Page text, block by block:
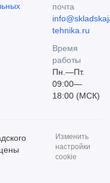
почта
tehnika.ru
Время
работы
Пн.—Пт.
09:00—
18:00 (МСК)
Изменить
настройки
cookie